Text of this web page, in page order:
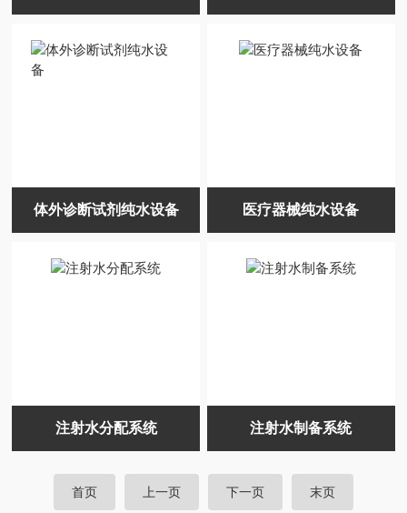
体外诊断试剂纯水设备 医疗器械纯水设备
注射水分配系统 注射水制备系统
首页 上一页 下一页 末页